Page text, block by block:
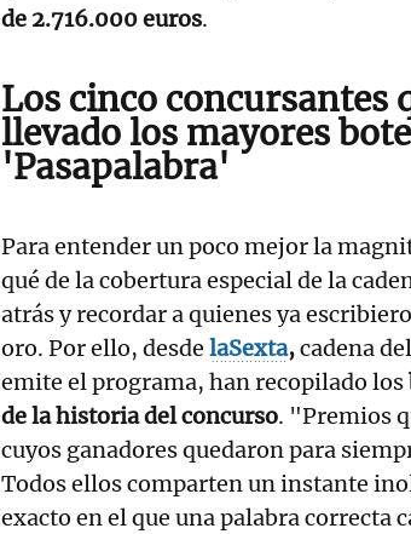
de 2.716.000 euros.
Los cinco concursantes
llevado los mayores
'Pasapalabra'
Para entender un poco mejor la
qué de la cobertura especial de la
atrás y recordar a quienes ya
oro. Por ello, desde laSexta,cadena
emite el programa, han recopilado los
de la historia del concurso. "Premios
cuyos ganadores quedaron para
Todos ellos comparten un instante
exacto en el que una palabra correcta